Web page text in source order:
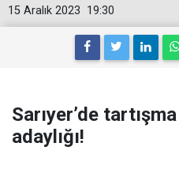
19:30
15 Aralık 2023
Sarıyer’de
adaylığı!